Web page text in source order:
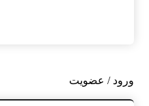
ورود / عضویت